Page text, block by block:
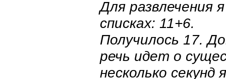
Для развлечения
списках: 11+6.
Получилось 17.
речь идет о
несколько